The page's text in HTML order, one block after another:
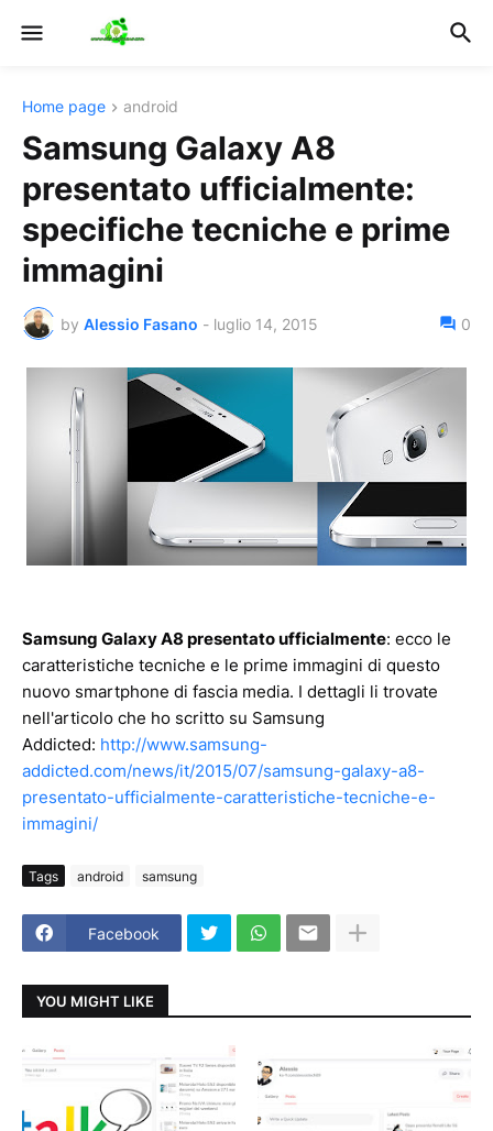
Home page android
Samsung Galaxy A8
presentato ufficialmente:
specifiche tecniche e prime
immagini
by Alessio Fasano - luglio 14, 2015 0
Samsung Galaxy A8 presentato ufficialmente: ecco le
caratteristiche tecniche e le prime immagini di questo
nuovo smartphone di fascia media. I dettagli li trovate
nell'articolo che ho scritto su Samsung
Addicted: http://www.samsung-
addicted.com/news/it/2015/07/samsung-galaxy-a8-
presentato-ufficialmente-caratteristiche-tecniche-e-
immagini/
Tags android samsung
Facebook
YOU MIGHT LIKE